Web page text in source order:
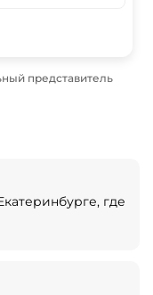
где